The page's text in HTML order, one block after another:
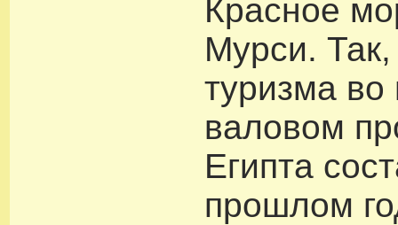
Красное
Мурси.
туризма
валовом
Египта
прошлом